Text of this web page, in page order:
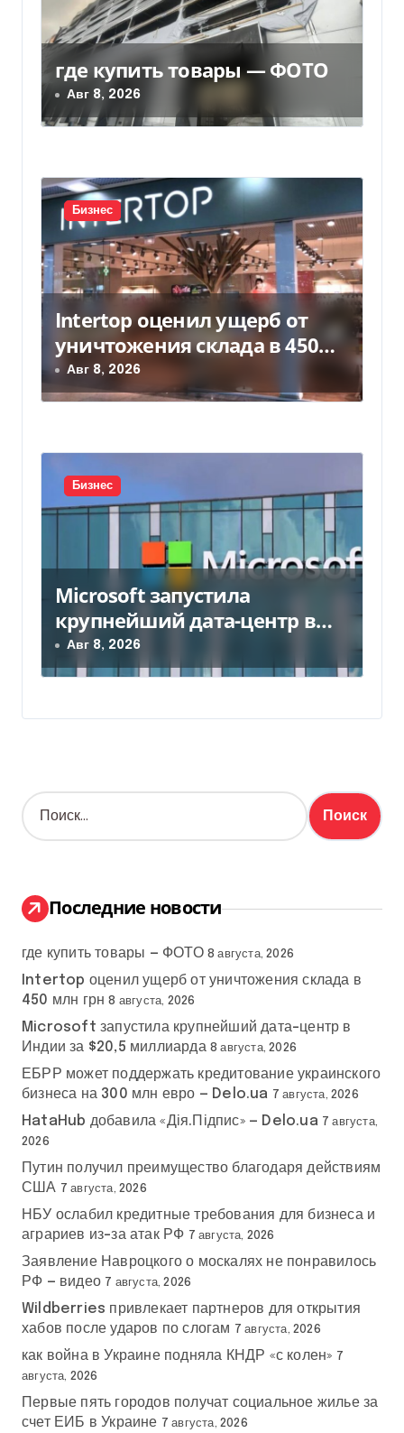
о
з
а
п
и
с
я
м
где купить товары — ФОТО
Авг 8, 2026
Бизнес
Intertop оценил ущерб от
уничтожения склада в 450
млн грн
Авг 8, 2026
Бизнес
Microsoft запустила
крупнейший дата-центр в
Индии за $20,5 миллиарда
Авг 8, 2026
Н
а
:
Последние новости
где купить товары — ФОТО 8 августа, 2026
Intertop оценил ущерб от уничтожения склада в
450 млн грн 8 августа, 2026
Microsoft запустила крупнейший дата-центр в
Индии за $20,5 миллиарда 8 августа, 2026
ЕБРР может поддержать кредитование украинского
бизнеса на 300 млн евро — Delo.ua 7 августа, 2026
HataHub добавила «Дія.Підпис» — Delo.ua 7 августа,
2026
Путин получил преимущество благодаря действиям
США 7 августа, 2026
НБУ ослабил кредитные требования для бизнеса и
аграриев из-за атак РФ 7 августа, 2026
Заявление Навроцкого о москалях не понравилось
РФ — видео 7 августа, 2026
Wildberries привлекает партнеров для открытия
хабов после ударов по слогам
7 августа, 2026
как война в Украине подняла КНДР «с колен» 7
августа, 2026
Первые пять городов получат социальное жилье за
счет ЕИБ в Украине 7 августа, 2026